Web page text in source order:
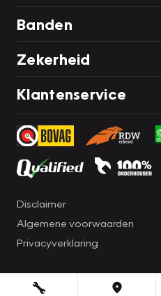
Banden
Zekerheid
Klantenservice
Disclaimer
Algemene voorwaarden
Privacyverklaring